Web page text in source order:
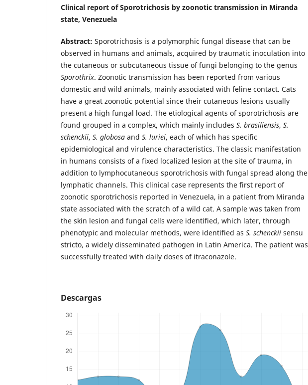
Clinical report of Sporotrichosis by zoonotic transmission in Miranda
state, Venezuela
Abstract: Sporotrichosis is a polymorphic fungal disease that can be
observed in humans and animals, acquired by traumatic inoculation into
the cutaneous or subcutaneous tissue of fungi belonging to the genus
Sporothrix. Zoonotic transmission has been reported from various
domestic and wild animals, mainly associated with feline contact. Cats
have a great zoonotic potential since their cutaneous lesions usually
present a high fungal load. The etiological agents of sporotrichosis are
found grouped in a complex, which mainly includes S. brasiliensis, S.
schenckii, S. globosa and S. luriei, each of which has specific
epidemiological and virulence characteristics. The classic manifestation
in humans consists of a fixed localized lesion at the site of trauma, in
addition to lymphocutaneous sporotrichosis with fungal spread along the
lymphatic channels. This clinical case represents the first report of
zoonotic sporotrichosis reported in Venezuela, in a patient from Miranda
state associated with the scratch of a wild cat. A sample was taken from
the skin lesion and fungal cells were identified, which later, through
phenotypic and molecular methods, were identified as S. schenckii sensu
stricto, a widely disseminated pathogen in Latin America. The patient was
successfully treated with daily doses of itraconazole.
Descargas